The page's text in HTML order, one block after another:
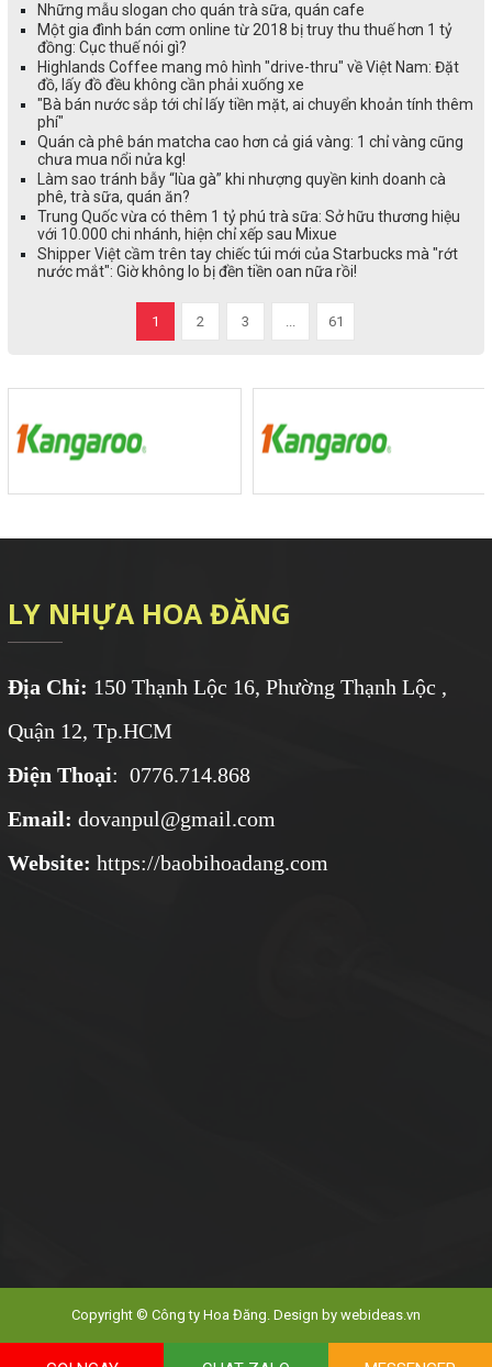
Những mẫu slogan cho quán trà sữa, quán cafe
Một gia đình bán cơm online từ 2018 bị truy thu thuế hơn 1 tỷ
đồng: Cục thuế nói gì?
Highlands Coffee mang mô hình "drive-thru" về Việt Nam: Đặt
đồ, lấy đồ đều không cần phải xuống xe
"Bà bán nước sắp tới chỉ lấy tiền mặt, ai chuyển khoản tính thêm
phí"
Quán cà phê bán matcha cao hơn cả giá vàng: 1 chỉ vàng cũng
chưa mua nổi nửa kg!
Làm sao tránh bẫy “lùa gà” khi nhượng quyền kinh doanh cà
phê, trà sữa, quán ăn?
Trung Quốc vừa có thêm 1 tỷ phú trà sữa: Sở hữu thương hiệu
với 10.000 chi nhánh, hiện chỉ xếp sau Mixue
Shipper Việt cầm trên tay chiếc túi mới của Starbucks mà "rớt
nước mắt": Giờ không lo bị đền tiền oan nữa rồi!
1 2 3 ... 61
LY NHỰA HOA ĐĂNG
Địa Chỉ: 150 Thạnh Lộc 16, Phường Thạnh Lộc ,
Quận 12, Tp.HCM
Điện Thoại: 0776.714.868
Email: dovanpul@gmail.com
Website: https://baobihoadang.com
Copyright © Công ty Hoa Đăng. Design by webideas.vn